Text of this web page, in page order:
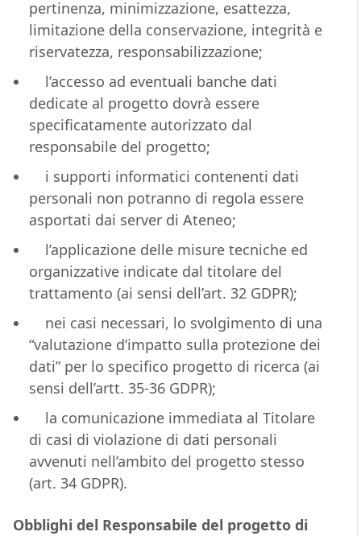
pertinenza, minimizzazione, esattezza,
limitazione della conservazione, integrità e
riservatezza, responsabilizzazione;
l’accesso ad eventuali banche dati
dedicate al progetto dovrà essere
specificatamente autorizzato dal
responsabile del progetto;
i supporti informatici contenenti dati
personali non potranno di regola essere
asportati dai server di Ateneo;
l’applicazione delle misure tecniche ed
organizzative indicate dal titolare del
trattamento (ai sensi dell’art. 32 GDPR);
nei casi necessari, lo svolgimento di una
“valutazione d’impatto sulla protezione dei
dati” per lo specifico progetto di ricerca (ai
sensi dell’artt. 35-36 GDPR);
la comunicazione immediata al Titolare
di casi di violazione di dati personali
avvenuti nell’ambito del progetto stesso
(art. 34 GDPR).
Obblighi del Responsabile del progetto di